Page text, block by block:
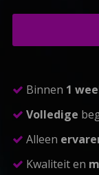
Binnen 1
Volledige
Alleen
Kwaliteit en